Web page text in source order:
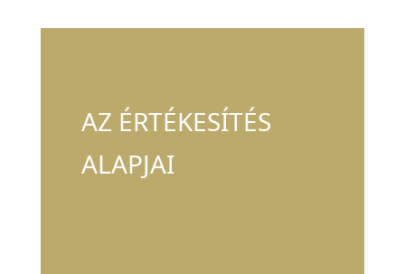
AZ ÉRTÉKESÍTÉS
ALAPJAI